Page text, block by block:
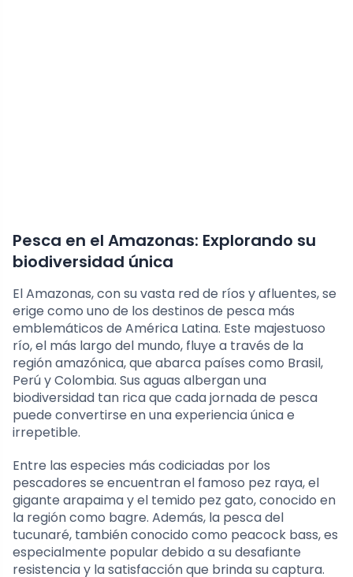
Pesca en el Amazonas: Explorando su
biodiversidad única
El Amazonas, con su vasta red de ríos y afluentes, se
erige como uno de los destinos de pesca más
emblemáticos de América Latina. Este majestuoso
río, el más largo del mundo, fluye a través de la
región amazónica, que abarca países como Brasil,
Perú y Colombia. Sus aguas albergan una
biodiversidad tan rica que cada jornada de pesca
puede convertirse en una experiencia única e
irrepetible.
Entre las especies más codiciadas por los
pescadores se encuentran el famoso pez raya, el
gigante arapaima y el temido pez gato, conocido en
la región como bagre. Además, la pesca del
tucunaré, también conocido como peacock bass, es
especialmente popular debido a su desafiante
resistencia y la satisfacción que brinda su captura.